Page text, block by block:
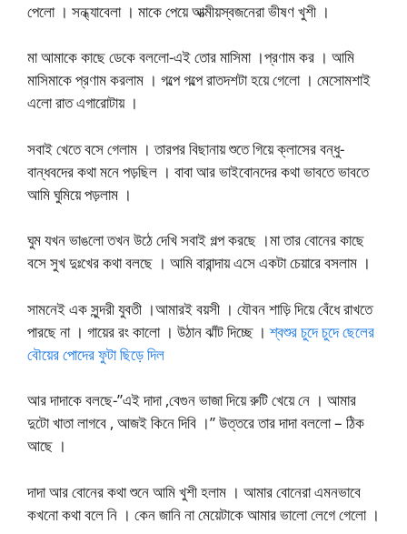
পেলো । সন্ধ্যাবেলা । মাকে পেয়ে আত্মীয়স্বজনেরা ভীষণ খুশী ।
মা আমাকে কাছে ডেকে বললো-এই তোর মাসিমা ।প্রণাম কর । আমি
মাসিমাকে প্রণাম করলাম । গল্পে গল্পে রাতদশটা হয়ে গেলো । মেসোমশাই
এলো রাত এগারোটায় ।
সবাই খেতে বসে গেলাম । তারপর বিছানায় শুতে গিয়ে ক্লাসের বন্ধু-
বান্ধবদের কথা মনে পড়ছিল । বাবা আর ভাইবোনদের কথা ভাবতে ভাবতে
আমি ঘুমিয়ে পড়লাম ।
ঘুম যখন ভাঙলো তখন উঠে দেখি সবাই গল্প করছে ।মা তার বোনের কাছে
বসে সুখ দুঃখের কথা বলছে । আমি বারান্দায় এসে একটা চেয়ারে বসলাম ।
সামনেই এক সুন্দরী যুবতী ।আমারই বয়সী । যৌবন শাড়ি দিয়ে বেঁধে রাখতে
পারছে না । গায়ের রং কালো । উঠান ঝাঁট দিচ্ছে ।শ্বশুর চুদে চুদে ছেলের
বৌয়ের পোদের ফুটা ছিড়ে দিল
আর দাদাকে বলছে-”এই দাদা ,বেগুন ভাজা দিয়ে রুটি খেয়ে নে । আমার
দুটো খাতা লাগবে , আজই কিনে দিবি ।” উত্তরে তার দাদা বললো – ঠিক
আছে ।
দাদা আর বোনের কথা শুনে আমি খুশী হলাম । আমার বোনেরা এমনভাবে
কখনো কথা বলে নি । কেন জানি না মেয়েটাকে আমার ভালো লেগে গেলো ।